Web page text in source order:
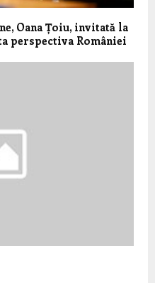
Oana Țoiu, invitată la
perspectiva României